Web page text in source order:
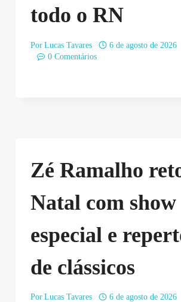
todo o RN
Por Lucas Tavares
6 de agosto de 2026
0 Comentários
Zé Ramalho
Natal com show
especial e
de clássicos
Por Lucas Tavares
6 de agosto de 2026